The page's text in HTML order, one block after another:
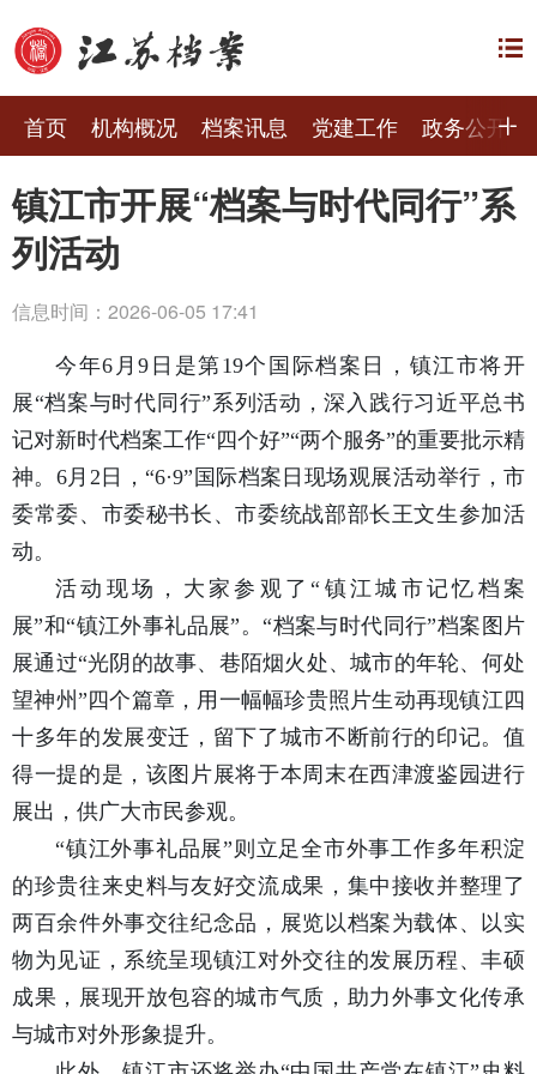
首页 机构概况 档案讯息 党建工作 政务公开
镇江市开展“档案与时代同行”系
列活动
信息时间：2026-06-05 17:41
今年6月9日是第19个国际档案日，镇江市将开
展“档案与时代同行”系列活动，深入践行习近平总书
记对新时代档案工作“四个好”“两个服务”的重要批示精
神。6月2日，“6·9”国际档案日现场观展活动举行，市
委常委、市委秘书长、市委统战部部长王文生参加活
动。
活动现场，大家参观了“镇江城市记忆档案
展”和“镇江外事礼品展”。“档案与时代同行”档案图片
展通过“光阴的故事、巷陌烟火处、城市的年轮、何处
望神州”四个篇章，用一幅幅珍贵照片生动再现镇江四
十多年的发展变迁，留下了城市不断前行的印记。值
得一提的是，该图片展将于本周末在西津渡鉴园进行
展出，供广大市民参观。
“镇江外事礼品展”则立足全市外事工作多年积淀
的珍贵往来史料与友好交流成果，集中接收并整理了
两百余件外事交往纪念品，展览以档案为载体、以实
物为见证，系统呈现镇江对外交往的发展历程、丰硕
成果，展现开放包容的城市气质，助力外事文化传承
与城市对外形象提升。